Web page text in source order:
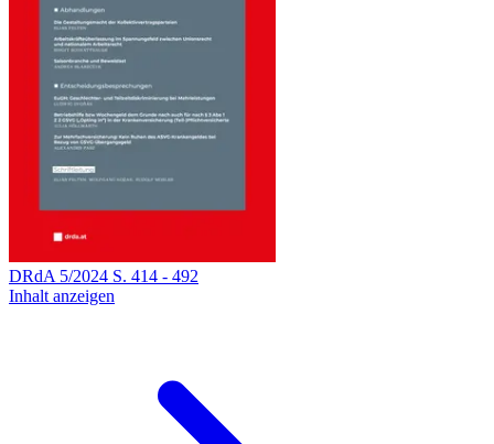
DRdA 5/2024 S. 414 - 492
Inhalt anzeigen